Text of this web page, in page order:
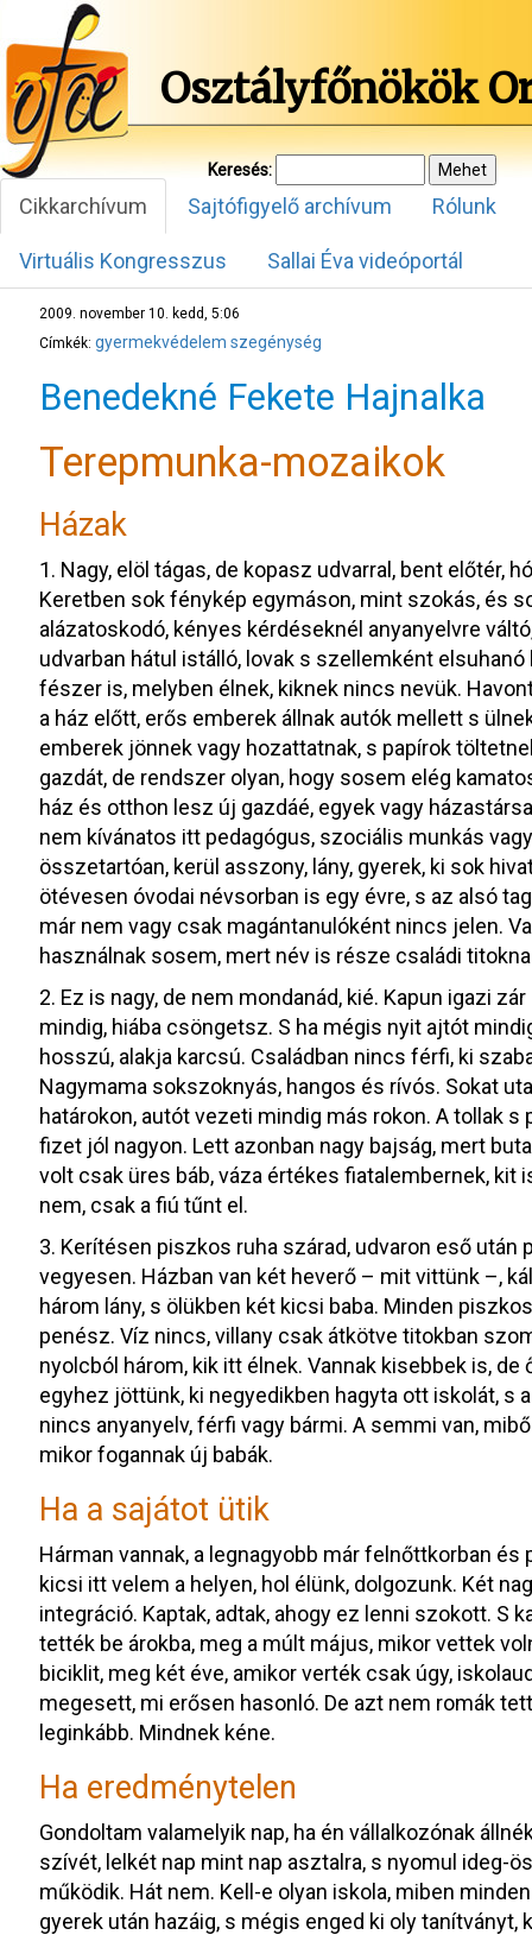
Osztályfőnökök
Keresés:
Cikkarchívum Sajtófigyelő archívum Rólunk
Virtuális Kongresszus Sallai Éva videóportál
2009. november 10. kedd, 5:06
Címkék: gyermekvédelem szegénység
Benedekné Fekete Hajnalka
Terepmunka-mozaikok
Házak
1. Nagy, elöl tágas, de kopasz udvarral, bent előtér,
Keretben sok fénykép egymáson, mint szokás, és
alázatoskodó, kényes kérdéseknél anyanyelvre
udvarban hátul istálló, lovak s szellemként
fészer is, melyben élnek, kiknek nincs nevük.
a ház előtt, erős emberek állnak autók mellett s
emberek jönnek vagy hozattatnak, s papírok
gazdát, de rendszer olyan, hogy sosem elég
ház és otthon lesz új gazdáé, egyek vagy
nem kívánatos itt pedagógus, szociális munkás
összetartóan, kerül asszony, lány, gyerek, ki sok
ötévesen óvodai névsorban is egy évre, s az alsó
már nem vagy csak magántanulóként nincs jelen.
használnak sosem, mert név is része családi
2. Ez is nagy, de nem mondanád, kié. Kapun igazi
mindig, hiába csöngetsz. S ha mégis nyit ajtót
hosszú, alakja karcsú. Családban nincs férfi, ki
Nagymama sokszoknyás, hangos és rívós. Sokat
határokon, autót vezeti mindig más rokon. A tollak
fizet jól nagyon. Lett azonban nagy bajság, mert
volt csak üres báb, váza értékes fiatalembernek, kit
nem, csak a fiú tűnt el.
3. Kerítésen piszkos ruha szárad, udvaron eső
vegyesen. Házban van két heverő – mit vittünk –,
három lány, s ölükben két kicsi baba. Minden
penész. Víz nincs, villany csak átkötve titokban
nyolcból három, kik itt élnek. Vannak kisebbek is,
egyhez jöttünk, ki negyedikben hagyta ott iskolát,
nincs anyanyelv, férfi vagy bármi. A semmi van,
mikor fogannak új babák.
Ha a sajátot ütik
Hárman vannak, a legnagyobb már felnőttkorban
kicsi itt velem a helyen, hol élünk, dolgozunk. Két
integráció. Kaptak, adtak, ahogy ez lenni szokott. S
tették be árokba, meg a múlt május, mikor vettek
biciklit, meg két éve, amikor verték csak úgy,
megesett, mi erősen hasonló. De azt nem romák
leginkább. Mindnek kéne.
Ha eredménytelen
Gondoltam valamelyik nap, ha én vállalkozónak
szívét, lelkét nap mint nap asztalra, s nyomul ideg-
működik. Hát nem. Kell-e olyan iskola, miben
gyerek után hazáig, s mégis enged ki oly tanítványt,